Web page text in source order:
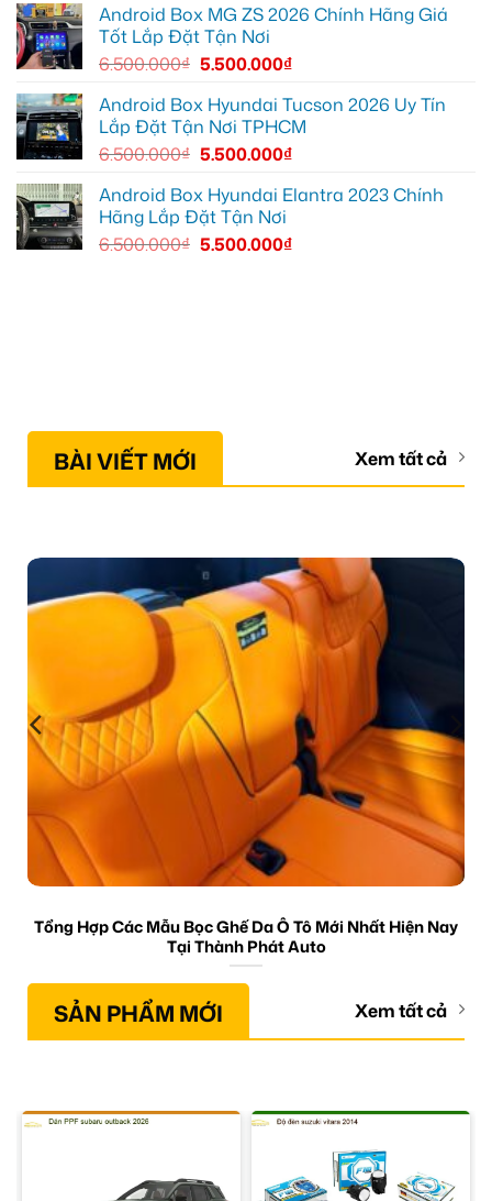
tiện
lợi
hơn
Android Box MG ZS 2026 Chính Hãng Giá
Tốt Lắp Đặt Tận Nơi
6.500.000₫ 5.500.000₫
Android Box Hyundai Tucson 2026 Uy Tín
Lắp Đặt Tận Nơi TPHCM
6.500.000₫ 5.500.000₫
Android Box Hyundai Elantra 2023 Chính
Hãng Lắp Đặt Tận Nơi
6.500.000₫ 5.500.000₫
BÀI VIẾT MỚI Xem tất cả
Tổng Hợp Các Mẫu Bọc Ghế Da Ô Tô Mới Nhất Hiện Nay
Tại Thành Phát Auto
SẢN PHẨM MỚI Xem tất cả